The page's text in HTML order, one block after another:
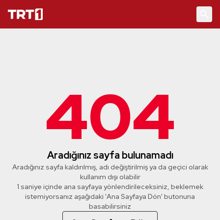
404
Aradığınız sayfa bulunamadı
Aradığınız sayfa kaldırılmış, adı değiştirilmiş ya da geçici olarak
kullanım dışı olabilir
1 saniye içinde ana sayfaya yönlendirileceksiniz, beklemek
istemiyorsanız aşağıdaki 'Ana Sayfaya Dön' butonuna
basabilirsiniz